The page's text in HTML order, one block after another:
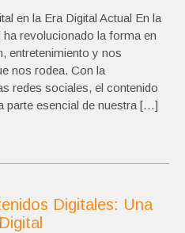
en la Era Digital Actual En la
ha revolucionado la forma en
entretenimiento y nos
nos rodea. Con la
redes sociales, el contenido
parte esencial de nuestra […]
Digitales: Una